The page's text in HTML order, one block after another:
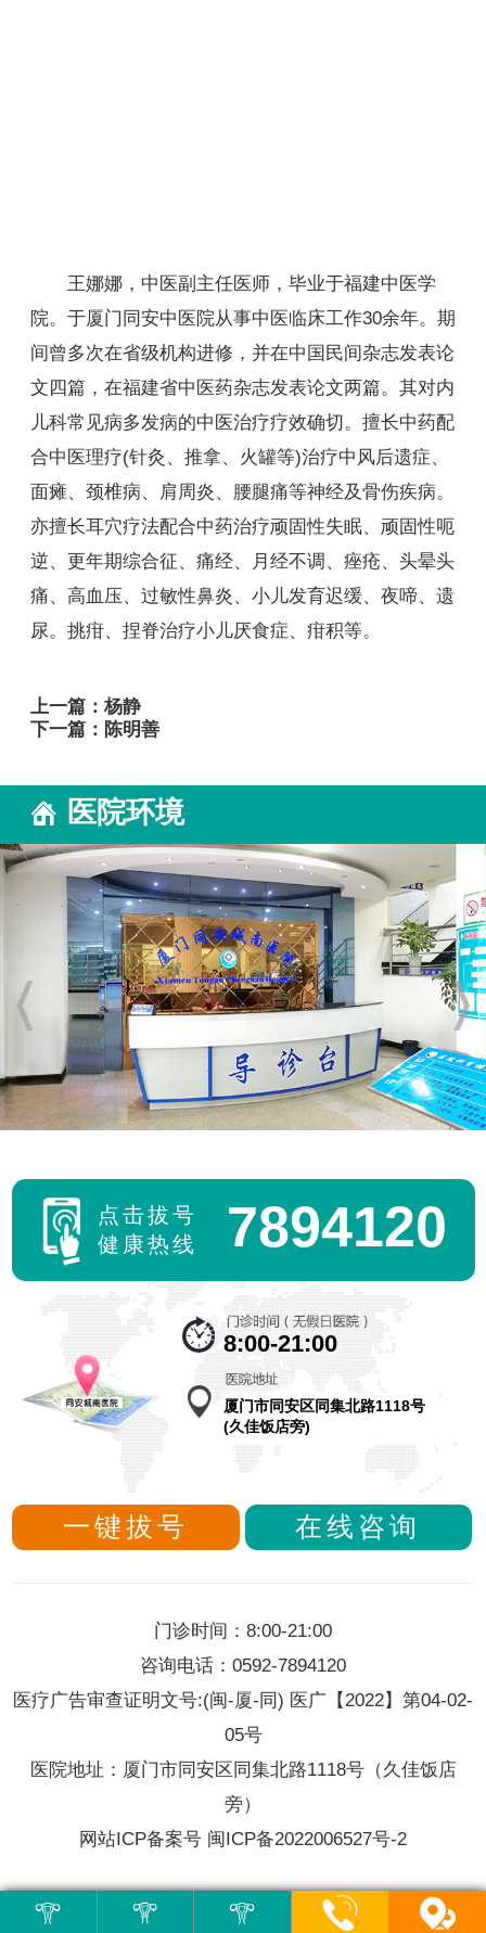
王娜娜，中医副主任医师，毕业于福建中医学
院。于厦门同安中医院从事中医临床工作30余年。期
间曾多次在省级机构进修，并在中国民间杂志发表论
文四篇，在福建省中医药杂志发表论文两篇。其对内
儿科常见病多发病的中医治疗疗效确切。擅长中药配
合中医理疗(针灸、推拿、火罐等)治疗中风后遗症、
面瘫、颈椎病、肩周炎、腰腿痛等神经及骨伤疾病。
亦擅长耳穴疗法配合中药治疗顽固性失眠、顽固性呃
逆、更年期综合征、痛经、月经不调、痤疮、头晕头
痛、高血压、过敏性鼻炎、小儿发育迟缓、夜啼、遗
尿。挑疳、捏脊治疗小儿厌食症、疳积等。
上一篇： 杨静
下一篇： 陈明善
医院环境
点击拔号
健康热线
7894120
8:00-21:00
厦门市同安区同集北路1118号
(久佳饭店旁)
一键拔号 在线咨询
门诊时间：8:00-21:00
咨询电话：0592-7894120
医疗广告审查证明文号:(闽-厦-同) 医广【2022】第04-02-
05号
医院地址：厦门市同安区同集北路1118号（久佳饭店
旁）
网站ICP备案号 闽ICP备2022006527号-2